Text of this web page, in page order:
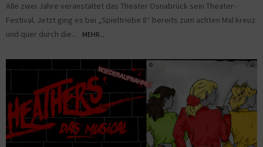
Alle zwei Jahre veranstaltet das Theater Osnabrück sein Theater-
Festival. Jetzt ging es bei „Spieltriebe 8“ bereits zum achten Mal kreuz
und quer durch die...
MEHR...